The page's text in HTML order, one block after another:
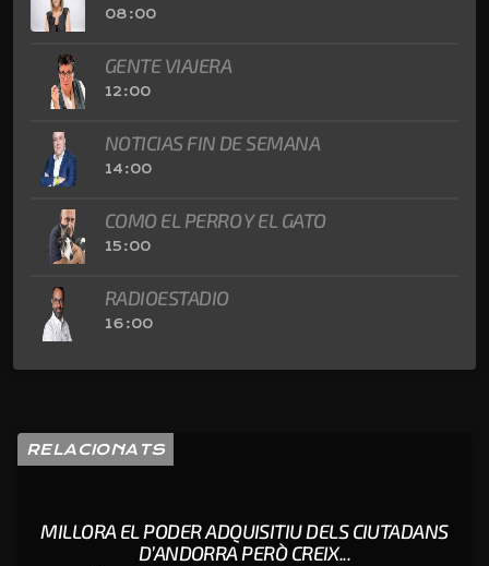
08:00
GENTE VIAJERA
12:00
NOTICIAS FIN DE SEMANA
14:00
COMO EL PERRO Y EL GATO
15:00
RADIOESTADIO
16:00
RELACIONATS
MILLORA EL PODER ADQUISITIU DELS CIUTADANS
D’ANDORRA PERÒ CREIX...